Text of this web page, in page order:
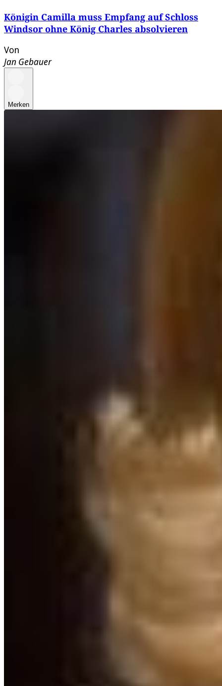
Königin Camilla muss Empfang auf Schloss
Windsor ohne König Charles absolvieren
Von
Jan Gebauer
Merken